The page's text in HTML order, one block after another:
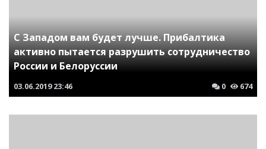
C Западом вам будет лучше. Прибалтика
активно пытается разрушить сотрудничество
России и Белоруссии
03.06.2019 23:46 0 674